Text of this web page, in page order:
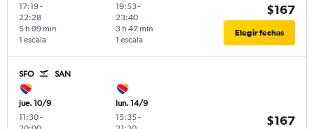
17:19-
22:28
1 escala
5 h 09 min
19:53-
23:40
1 escala
3 h 47 min
$167
Elegir fechas
SFO SAN
jue. 10/9
11:30-
lun. 14/9
15:35-
$167